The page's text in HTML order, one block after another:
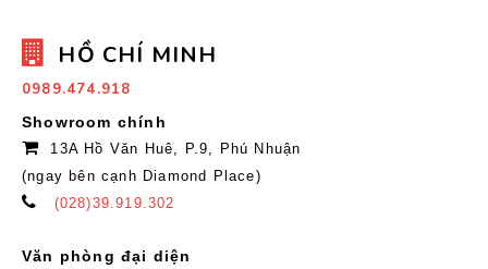
HỒ CHÍ MINH
0989.474.918
Showroom chính
13A Hồ Văn Huê, P.9, Phú Nhuận
(ngay bên cạnh Diamond Place)
(028)39.919.302
Văn phòng đại diện